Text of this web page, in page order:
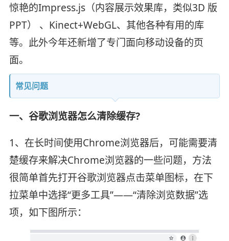
惊艳的Impress.js（内容展示效果库，类似3D 版
PPT） 、Kinect+WebGL、其他各种有用的库
等。此外今年还新增了专门面向移动设备的页
面。
常见问题
一、谷歌浏览器怎么清除缓存?
1、在长时间使用Chrome浏览器后，可能需要清
楚缓存来解决Chrome浏览器的一些问题，方法
很简单首先打开谷歌浏览器点击菜单图标，在下
拉菜单中选择“更多工具”——“清除浏览数据”选
项，如下图所示：